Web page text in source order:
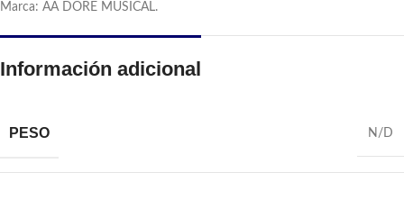
Marca: AA DORE MUSICAL.
Información adicional
PESO N/D